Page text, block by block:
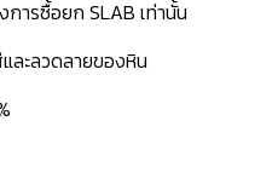
ารซื้อยก SLAB เท่านั้น
ละลวดลายของหิน